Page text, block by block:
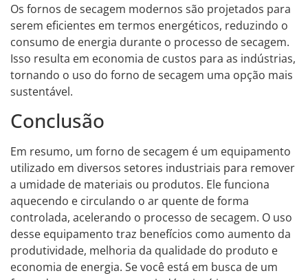
Os fornos de secagem modernos são projetados para
serem eficientes em termos energéticos, reduzindo o
consumo de energia durante o processo de secagem.
Isso resulta em economia de custos para as indústrias,
tornando o uso do forno de secagem uma opção mais
sustentável.
Conclusão
Em resumo, um forno de secagem é um equipamento
utilizado em diversos setores industriais para remover
a umidade de materiais ou produtos. Ele funciona
aquecendo e circulando o ar quente de forma
controlada, acelerando o processo de secagem. O uso
desse equipamento traz benefícios como aumento da
produtividade, melhoria da qualidade do produto e
economia de energia. Se você está em busca de um